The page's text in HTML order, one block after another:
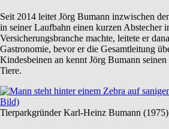
Seit 2014 leitet Jörg Bumann inzwischen
in seiner Laufbahn einen kurzen Abstecher
Versicherungsbranche machte, leitete er
Gastronomie, bevor er die Gesamtleitung
Kindesbeinen an kennt Jörg Bumann
Tiere.
Tierparkgründer Karl-Heinz Bumann (1975)